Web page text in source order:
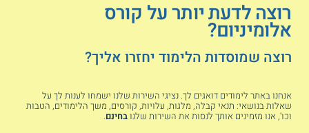
שעות, מתוכן כ - 382 שעות מוקדשות לעבודה מעשית. תכניות
אלה נערכות במתכונת ערב או במתכונת בוקר.
כל המסלולים משלבים בין לימוד עיוני לבין תרגולים מעשיים,
סדנאות והדגמות שמטרתם לסייע לתלמידים להטמיע את מיומנויות
כמו כן, ברוב המקרים מתקיימת עבודה מעשית בסדנת אלומיניום
מחוץ למוסד המלמד. במסלולי משרד הכלכלה והתעשייה, יש צורך
רוצה לדעת יותר על קורס
אלומיניום?
רוצה שמוסדות הלימוד יחזרו אליך?
אנחנו באתר לימודים דואגים לך. נציגי השירות שלנו ישמחו לענות לך על
שאלות בנושאי: תנאי קבלה, מלגות, עלויות, קורסים, משך הלימודים, הטבות
וכו', אנו מזמינים אותך לנסות את השירות שלנובחינם.